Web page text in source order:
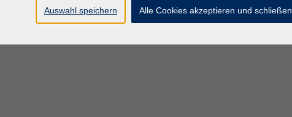
Auswahl speichern Alle Cookies akzeptieren und schließen